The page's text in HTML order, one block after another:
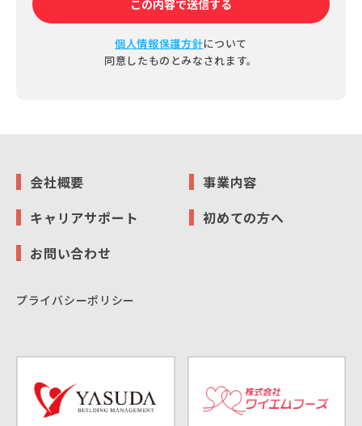
個人情報保護方針について
同意したものとみなされます。
会社概要
事業内容
キャリアサポート
初めての方へ
お問い合わせ
プライバシーポリシー